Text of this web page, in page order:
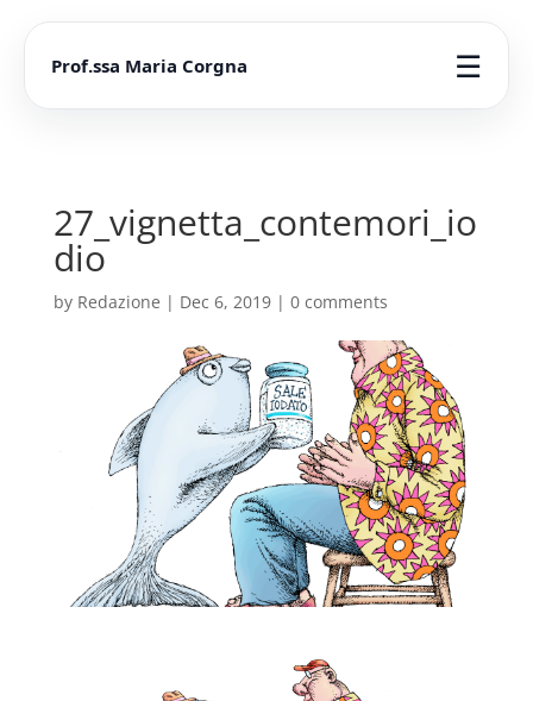
Prof.ssa Maria Corgna ☰
27_vignetta_contemori_io
dio
by Redazione | Dec 6, 2019| 0 comments